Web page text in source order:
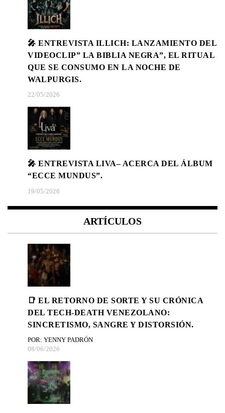
🎤 ENTREVISTA ILLICH: LANZAMIENTO DEL
VIDEOCLIP” LA BIBLIA NEGRA”, EL RITUAL
QUE SE CONSUMO EN LA NOCHE DE
WALPURGIS.
22/05/2026
🎤 ENTREVISTA LIVA– ACERCA DEL ÁLBUM
“ECCE MUNDUS”.
19/05/2026
ARTÍCULOS
📑 EL RETORNO DE SORTE Y SU CRÓNICA
DEL TECH-DEATH VENEZOLANO:
SINCRETISMO, SANGRE Y DISTORSIÓN.
POR: YENNY PADRÓN
08/06/2026